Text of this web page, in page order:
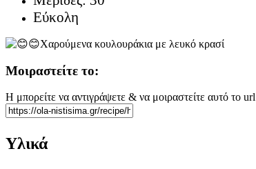
Εύκολη
Μοιραστείτε το:
Η μπορείτε να αντιγράψετε & να μοιραστείτε αυτό το url
Υλικά